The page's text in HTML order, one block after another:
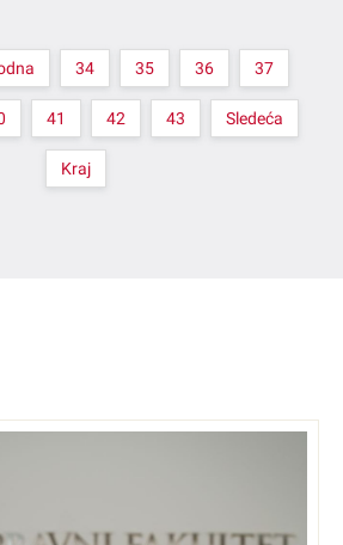
34 35 36 37
41 42 43 Sledeća
Kraj